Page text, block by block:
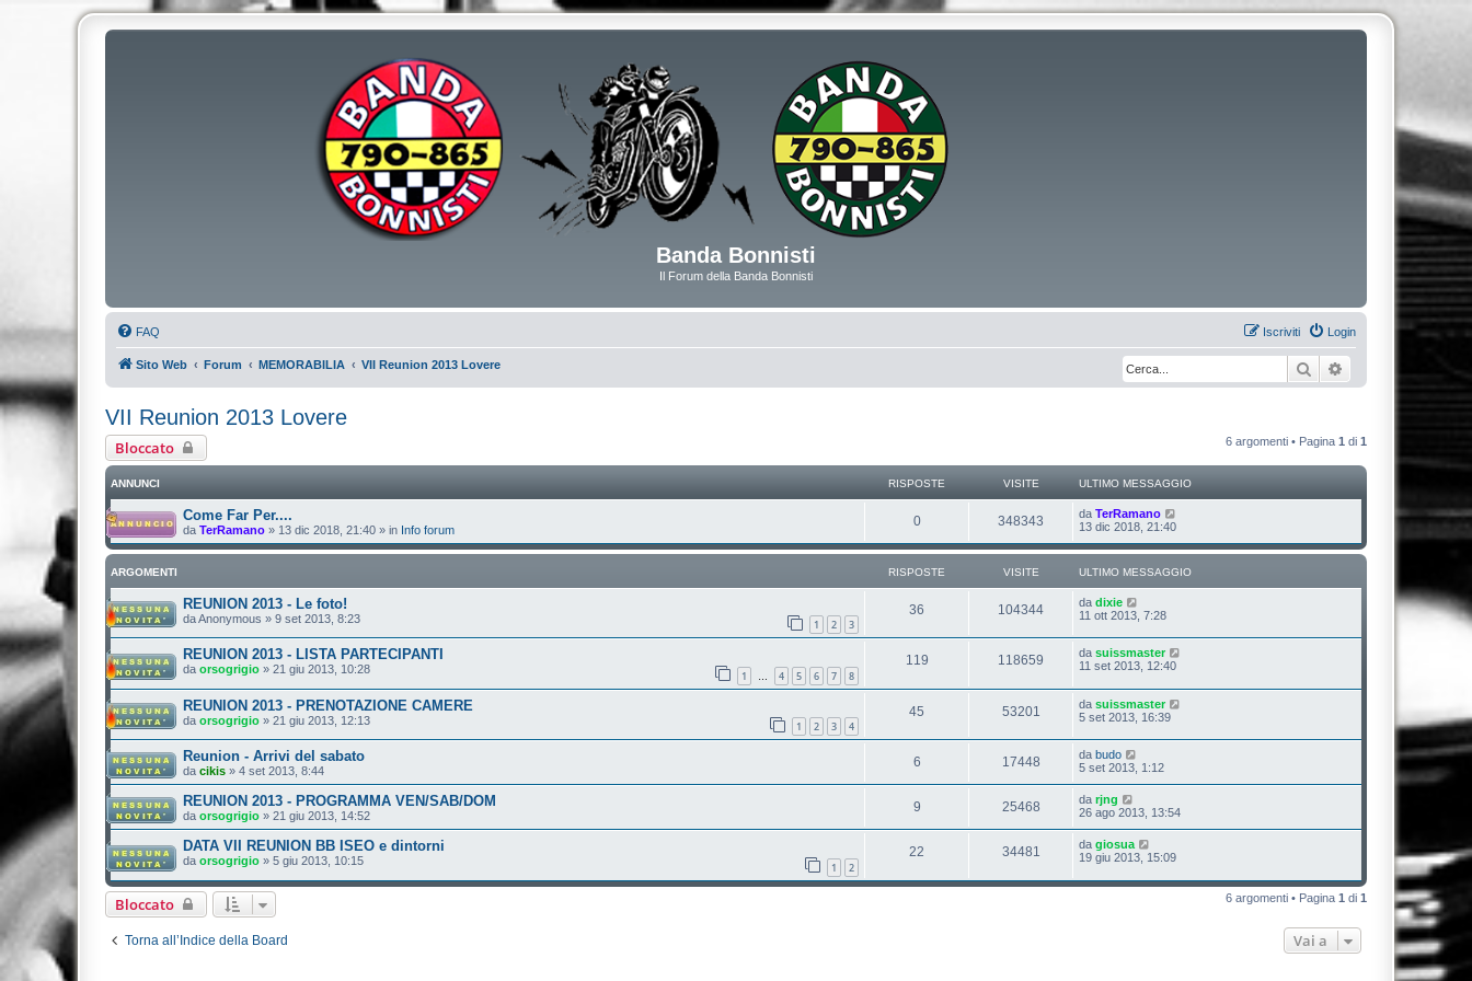
Banda Bonnisti
Il Forum della Banda Bonnisti
FAQ Login
Iscriviti
Sito Web Forum MEMORABILIA VII Reunion 2013 Lovere Cerca
VII Reunion 2013 Lovere
Bloccato 6 argomenti • Pagina 1 di 1
ANNUNCI RISPOSTE VISITE ULTIMO MESSAGGIO
Come Far Per....
da TerRamano » 13 dic 2018, 21:40 » in Info forum
0 348343 da TerRamano
13 dic 2018, 21:40
ARGOMENTI RISPOSTE VISITE ULTIMO MESSAGGIO
REUNION 2013 - Le foto!
daAnonymous » 9 set 2013, 8:23 1 2 3
36 104344 da dixie
11 ott 2013, 7:28
REUNION 2013 - LISTA PARTECIPANTI
da orsogrigio » 21 giu 2013, 10:28 1 … 4 5 6 7 8
119 118659 da suissmaster
11 set 2013, 12:40
REUNION 2013 - PRENOTAZIONE CAMERE
da orsogrigio » 21 giu 2013, 12:13 1 2 3 4
45 53201 da suissmaster
5 set 2013, 16:39
Reunion - Arrivi del sabato
da cikis » 4 set 2013, 8:44
6 17448 da budo
5 set 2013, 1:12
REUNION 2013 - PROGRAMMA VEN/SAB/DOM
da orsogrigio » 21 giu 2013, 14:52
9 25468 da rjng
26 ago 2013, 13:54
DATA VII REUNION BB ISEO e dintorni
da orsogrigio » 5 giu 2013, 10:15 1 2
22 34481 da giosua
19 giu 2013, 15:09
Bloccato 6 argomenti • Pagina 1 di 1
Torna all’Indice della Board Vai a